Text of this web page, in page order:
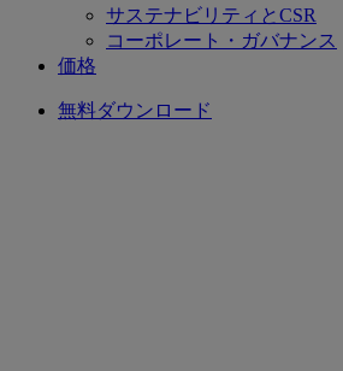
サステナビリティとCSR
コーポレート・ガバナンス
価格
無料ダウンロード